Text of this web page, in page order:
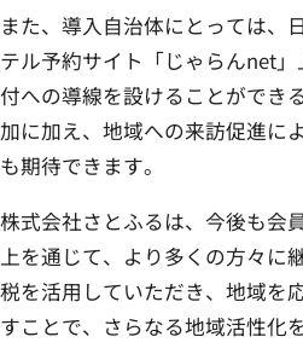
また、導入自治体にとっては、
テル予約サイト「じゃらんnet
付への導線を設けることができ
加に加え、地域への来訪促進に
も期待できます。
株式会社さとふるは、今後も会
上を通じて、より多くの方々に
税を活用していただき、地域を
すことで、さらなる地域活性化